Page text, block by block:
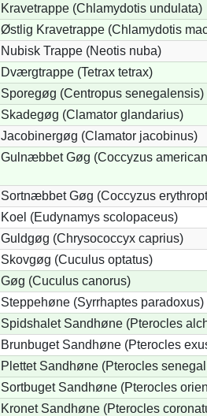
Kravetrappe (Chlamydotis undulata)
Østlig Kravetrappe (Chlamydotis
Nubisk Trappe (Neotis nuba)
Dværgtrappe (Tetrax tetrax)
Sporegøg (Centropus senegalensis)
Skadegøg (Clamator glandarius)
Jacobinergøg (Clamator jacobinus)
Gulnæbbet Gøg (Coccyzus
Sortnæbbet Gøg (Coccyzus
Koel (Eudynamys scolopaceus)
Guldgøg (Chrysococcyx caprius)
Skovgøg (Cuculus optatus)
Gøg (Cuculus canorus)
Steppehøne (Syrrhaptes paradoxus)
Spidshalet Sandhøne (Pterocles
Brunbuget Sandhøne (Pterocles
Plettet Sandhøne (Pterocles
Sortbuget Sandhøne (Pterocles
Kronet Sandhøne (Pterocles